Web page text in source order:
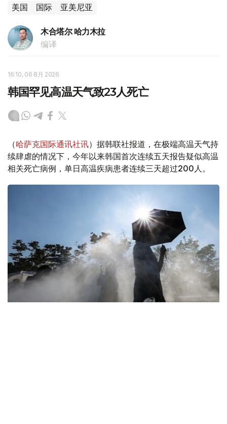
美国 国际 亚美尼亚
木合塔尔 哈力木拉
编译
16:10, 06 8月 2026
韩国罕见高温天气致23人死亡
（哈萨克国际通讯社讯）据韩联社报道，在极端高温天气持
续肆虐的情况下，今年以来韩国首次连续五天报告疑似高温
相关死亡病例，单日高温疾病患者连续三天超过200人。